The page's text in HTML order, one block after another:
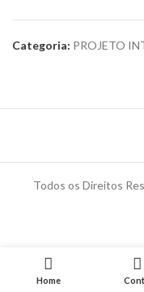
Categoria: PROJETO
Todos os Direitos
Home